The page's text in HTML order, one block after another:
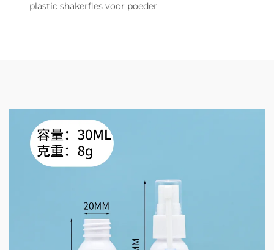
plastic shakerfles voor poeder